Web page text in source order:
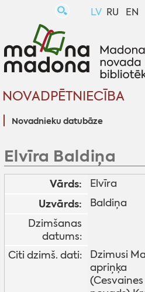
LV RU EN
NOVADPĒTNIECĪBA
Novadnieku datubāze
Elvīra Baldiņa
Vārds: Elvīra
Uzvārds:
Baldiņa
Dzimšanas
datums:
Citi dzimš. dati:
Dzimusi
apriņķa
(Cesvaines